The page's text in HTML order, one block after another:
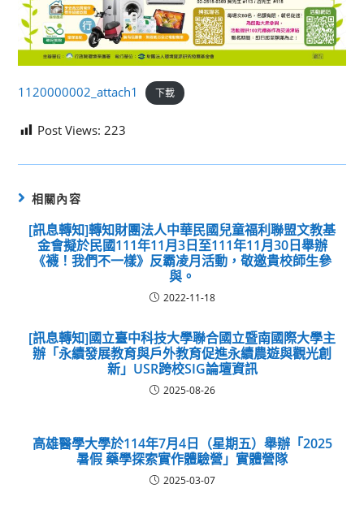
1120000002_attach1 下載
Post Views: 223
相關內容
[訊息轉知]轉知財團法人中華民國兒童福利聯盟文教基
金會擬於民國111年11月3日至111年11月30日舉辦
《襪！我們不一樣》反霸凌月活動，敬邀貴校師生參
與。
2022-11-18
[訊息轉知]國立臺中科技大學聯合國立暨南國際大學主
辦「永續發展教育與戶外教育促進永續農遊與觀光創
新」USR跨校SIG論壇資訊
2025-08-26
高雄醫學大學於114年7月4日（星期五）舉辦「2025
暑假 藥學探索實作體驗營」實體營隊
2025-03-07